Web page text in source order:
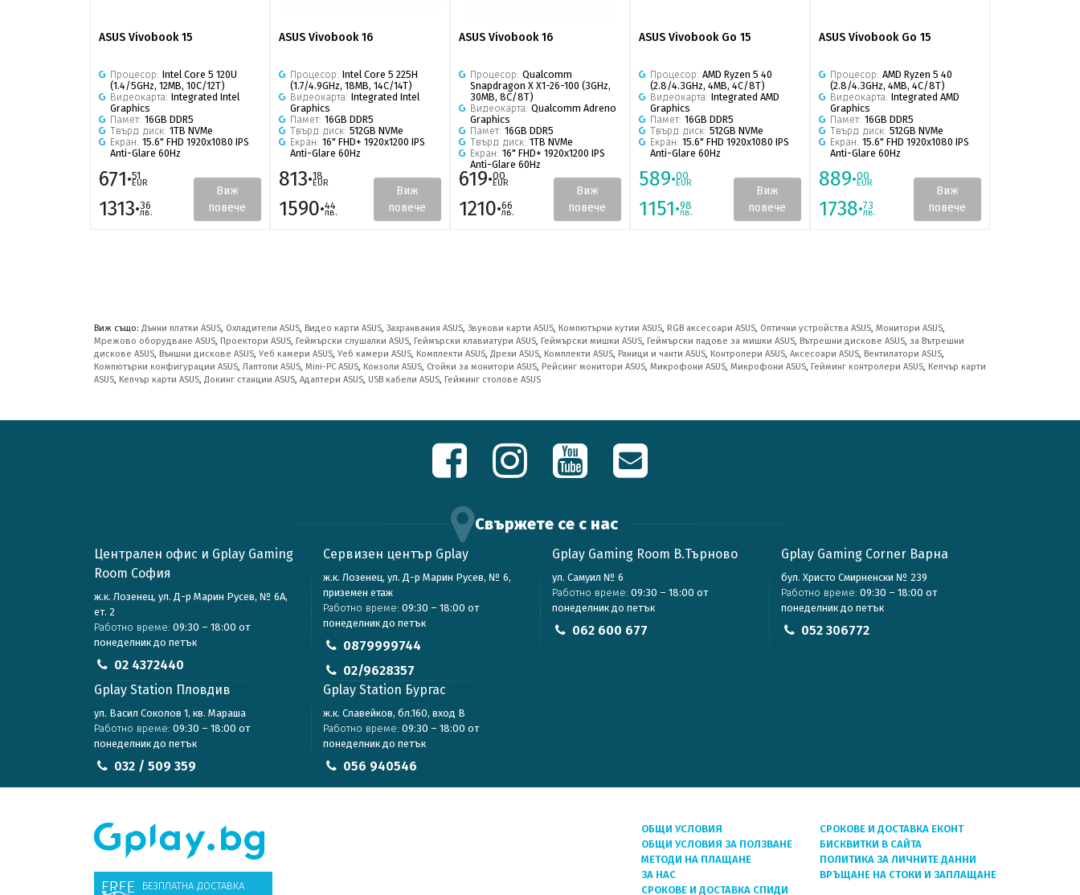
ASUS Vivobook 15
Процесор: Intel Core 5 120U
(1.4/5GHz, 12MB, 10C/12T)
Видеокарта: Integrated Intel
Graphics
Памет: 16GB DDR5
Твърд диск: 1TB NVMe
Екран: 15.6" FHD 1920x1080 IPS
Anti-Glare 60Hz
671·51
EUR
1313·36
лв.
Виж
повече
ASUS Vivobook 16
Процесор: Intel Core 5 225H
(1.7/4.9GHz, 18MB, 14C/14T)
Видеокарта: Integrated Intel
Graphics
Памет: 16GB DDR5
Твърд диск: 512GB NVMe
Екран: 16" FHD+ 1920x1200 IPS
Anti-Glare 60Hz
813·18
EUR
1590·44
лв.
Виж
повече
ASUS Vivobook 16
Процесор: Qualcomm
Snapdragon X X1-26-100 (3GHz,
30MB, 8C/8T)
Видеокарта: Qualcomm Adreno
Graphics
Памет: 16GB DDR5
Твърд диск: 1TB NVMe
Екран: 16" FHD+ 1920x1200 IPS
Anti-Glare 60Hz
619·00
EUR
1210·66
лв.
Виж
повече
ASUS Vivobook Go 15
Процесор: AMD Ryzen 5 40
(2.8/4.3GHz, 4MB, 4C/8T)
Видеокарта: Integrated AMD
Graphics
Памет: 16GB DDR5
Твърд диск: 512GB NVMe
Екран: 15.6" FHD 1920x1080 IPS
Anti-Glare 60Hz
589·00
EUR
1151·98
лв.
Виж
повече
ASUS Vivobook Go 15
Процесор: AMD Ryzen 5 40
(2.8/4.3GHz, 4MB, 4C/8T)
Видеокарта: Integrated AMD
Graphics
Памет: 16GB DDR5
Твърд диск: 512GB NVMe
Екран: 15.6" FHD 1920x1080 IPS
Anti-Glare 60Hz
889·00
EUR
1738·73
лв.
Виж
повече
Виж също: Дънни платки ASUS, Охладители ASUS, Видео карти ASUS, Захранвания ASUS, Звукови карти ASUS, Компютърни кутии ASUS, RGB аксесоари ASUS, Оптични устройства ASUS, Монитори ASUS,
Мрежово оборудване ASUS, Проектори ASUS, Геймърски слушалки ASUS, Геймърски клавиатури ASUS, Геймърски мишки ASUS, Геймърски падове за мишки ASUS, Вътрешни дискове ASUS, за Вътрешни
дискове ASUS, Външни дискове ASUS, Уеб камери ASUS, Уеб камери ASUS, Комплекти ASUS, Дрехи ASUS, Комплекти ASUS, Раници и чанти ASUS, Контролери ASUS, Аксесоари ASUS, Вентилатори ASUS,
Компютърни конфигурации ASUS, Лаптопи ASUS, Mini-PC ASUS, Конзоли ASUS, Стойки за монитори ASUS, Рейсинг монитори ASUS, Микрофони ASUS, Микрофони ASUS, Гейминг контролери ASUS, Кепчър карти
ASUS, Кепчър карти ASUS, Докинг станции ASUS, Адаптери ASUS, USB кабели ASUS, Гейминг столове ASUS
Свържете се с нас
Централен офис и Gplay Gaming
Room София
ж.к. Лозенец, ул. Д-р Марин Русев, № 6А,
ет. 2
Работно време: 09:30 – 18:00 от
понеделник до петък
02 4372440
Сервизен център Gplay
ж.к. Лозенец, ул. Д-р Марин Русев, № 6,
приземен етаж
Работно време: 09:30 – 18:00 от
понеделник до петък
0879999744
02/9628357
Gplay Gaming Room В.Търново
ул. Самуил № 6
Работно време: 09:30 – 18:00 от
понеделник до петък
062 600 677
Gplay Gaming Corner Варна
бул. Христо Смирненски № 239
Работно време: 09:30 – 18:00 от
понеделник до петък
052 306772
Gplay Station Пловдив
ул. Васил Соколов 1, кв. Мараша
Работно време: 09:30 – 18:00 от
понеделник до петък
032 / 509 359
Gplay Station Бургас
ж.к. Славейков, бл.160, вход В
Работно време: 09:30 – 18:00 от
понеделник до петък
056 940546
БЕЗПЛАТНА ДОСТАВКА
ОБЩИ УСЛОВИЯ
ОБЩИ УСЛОВИЯ ЗА ПОЛЗВАНЕ
МЕТОДИ НА ПЛАЩАНЕ
ЗА НАС
СРОКОВЕ И ДОСТАВКА СПИДИ
СРОКОВЕ И ДОСТАВКА ЕКОНТ
БИСКВИТКИ В САЙТА
ПОЛИТИКА ЗА ЛИЧНИТЕ ДАННИ
ВРЪЩАНЕ НА СТОКИ И ЗАПЛАЩАНЕ